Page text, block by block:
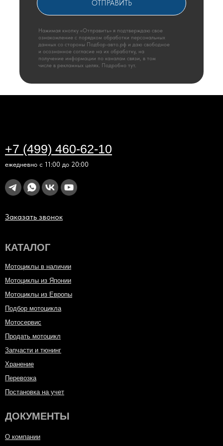
Нажимая кнопку «Отправить» я подтверждаю свое
ознакомление с порядком обработки персональных
данных со стороны Подбор-авто.рф и даю свободное
и осознанное согласие на их обработку, на
получение информации по каналам связи, в том
числе в рекламных целях. Подробно тут.
ОТПРАВИТЬ
ежедневно с 11:00 до 20:00
Заказать звонок
КАТАЛОГ
Мотоциклы в наличии
Мотоциклы из Японии
Мотоциклы из Европы
Мотосервис
Запчасти и тюнинг
Подбор мотоцикла
Хранение
Продать мотоцикл
Перевозка
Постановка на учет
ДОКУМЕНТЫ
О компании
+7 (499) 460-62-10